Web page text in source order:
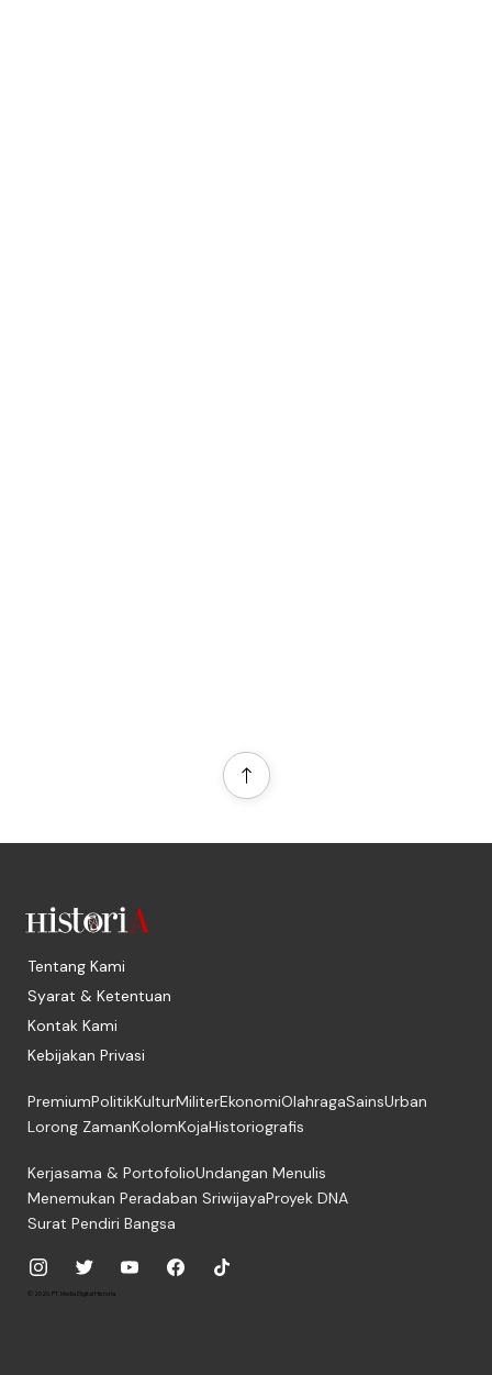
Tentang Kami
Syarat & Ketentuan
Kontak Kami
Kebijakan Privasi
PremiumPolitikKulturMiliterEkonomiOlahragaSainsUrban
Lorong ZamanKolomKojaHistoriografis
Kerjasama & PortofolioUndangan Menulis
Menemukan Peradaban SriwijayaProyek DNA
Surat Pendiri Bangsa
© 2026, PT. Media Digital Historia.